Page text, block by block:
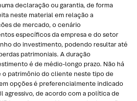
declaração ou garantia, de forma
neste material em relação a
de mercado, o cenário
específicos da empresa e do setor
do investimento, podendo resultar até
patrimoniais. A duração
é de médio-longo prazo. Não há
o patrimônio do cliente neste tipo de
opções é preferencialmente indicado
agressivo, de acordo com a política de